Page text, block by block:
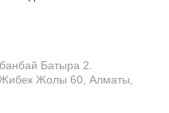
ㅤㅤㅤㅤㅤㅤㅤㅤㅤㅤㅤ2.
Жолы 60, Алматы,